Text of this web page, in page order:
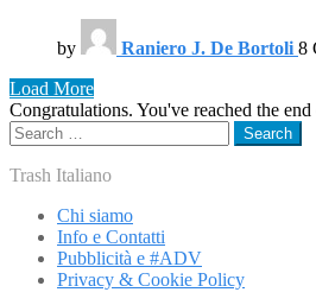
by Raniero J. De Bortoli 8
Load More
Congratulations. You've reached the
Search
for:
Search
Trash Italiano
Chi siamo
Info e Contatti
Pubblicità e #ADV
Privacy & Cookie Policy